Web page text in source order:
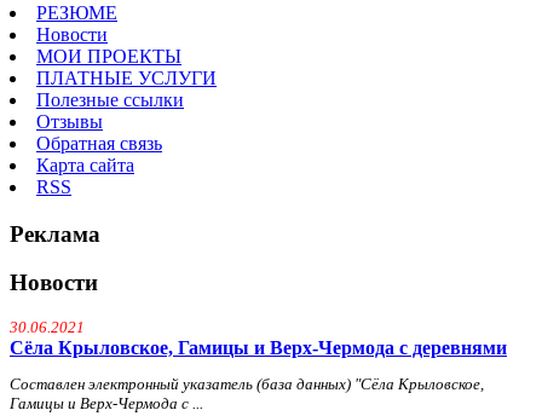
РЕЗЮМЕ
Новости
МОИ ПРОЕКТЫ
ПЛАТНЫЕ УСЛУГИ
Полезные ссылки
Отзывы
Обратная связь
Карта сайта
RSS
Реклама
Новости
30.06.2021
Сёла Крыловское, Гамицы и Верх-Чермода с деревнями
Составлен электронный указатель (база данных) "Сёла Крыловское,
Гамицы и Верх-Чермода с ...